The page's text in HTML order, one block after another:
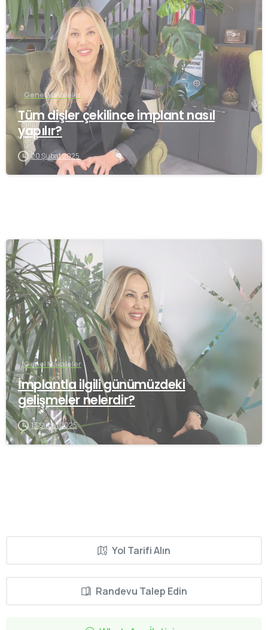
Genel Makaleler
Tüm dişler çekilince implant nasıl
yapılır?
20 Şubat 2025
Genel Makaleler
İmplantla ilgili günümüzdeki
gelişmeler nelerdir?
13 Şubat 2025
Yol Tarifi Alın
Randevu Talep Edin